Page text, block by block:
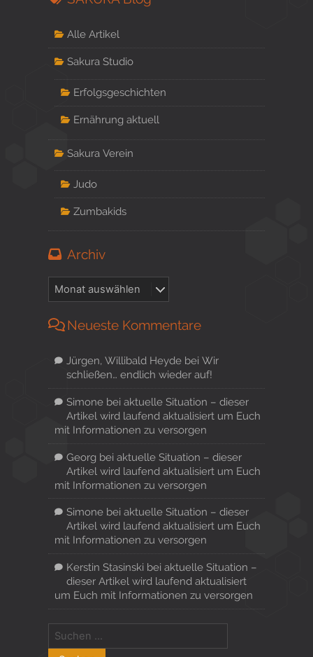
Alle Artikel
Sakura Studio
Erfolgsgeschichten
Ernährung aktuell
Sakura Verein
Judo
Zumbakids
Archiv
Neueste Kommentare
Jürgen, Willibald Heydebei Wir
schließen… endlich wieder auf!
Simonebei aktuelle Situation – dieser
Artikel wird laufend aktualisiert um Euch
mit Informationen zu versorgen
Georg bei aktuelle Situation – dieser
Artikel wird laufend aktualisiert um Euch
mit Informationen zu versorgen
Simonebei aktuelle Situation – dieser
Artikel wird laufend aktualisiert um Euch
mit Informationen zu versorgen
Kerstin Stasinski bei aktuelle Situation –
dieser Artikel wird laufend aktualisiert
um Euch mit Informationen zu versorgen